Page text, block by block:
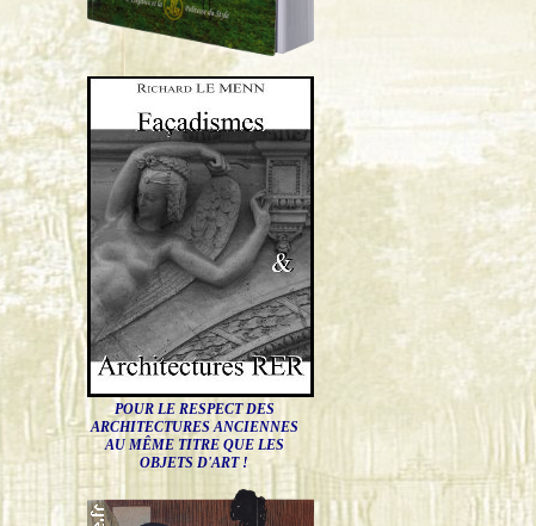
POUR LE RESPECT DES
ARCHITECTURES ANCIENNES
AU MÊME TITRE QUE LES
OBJETS D'ART !